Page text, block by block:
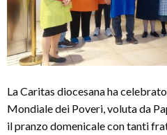
La Caritas diocesana ha
Mondiale dei Poveri, voluta da
il pranzo domenicale con tanti